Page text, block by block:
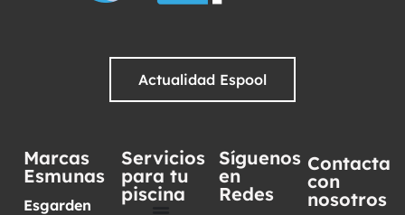
Actualidad Espool
Marcas
Esmunas
Esgarden
Servicios
para tu
piscina
Síguenos
en
Redes
Contacta
con
nosotros